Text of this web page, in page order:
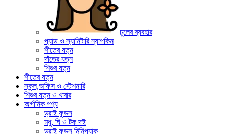
চুলের ব্যবহার
প্যাড ও স্যানিটারি ন্যাপকিন
শীতের যত্ন
দাঁতের যত্ন
শিশুর যত্ন
শীতের যত্ন
স্কুল,অফিস ও স্টেশনারি
শিশুর যত্ন ও খাবার
অর্গানিক পণ্য
ড্রাই ফুডস
মধু, ঘি ও টক দই
ড্রাই ফুডস মিনিপ্যাক